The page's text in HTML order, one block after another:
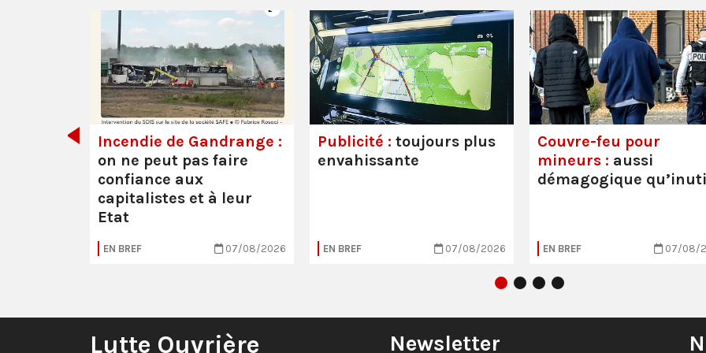
Incendie de Gandrange :
on ne peut pas faire
confiance aux
capitalistes et à leur
Etat
EN BREF 07/08/2026
Publicité : toujours plus
envahissante
EN BREF 07/08/2026
Couvre-feu pour
mineurs : aussi
démagogique
EN BREF 07/08/
Lutte Ouvrière Newsletter